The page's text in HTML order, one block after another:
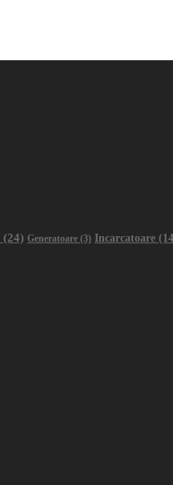
(24) Generatoare (3) Incarcatoare